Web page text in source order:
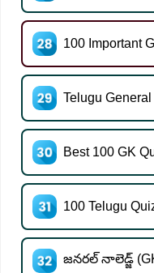
100 Important
Telugu
Best 100 GK
100 Telugu
జనరల్ నాలెడ్జ్